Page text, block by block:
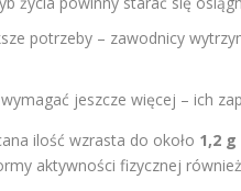
potrzeby – zawodnicy
jeszcze więcej – ich
ilość wzrasta do około 1,2 g
aktywności fizycznej